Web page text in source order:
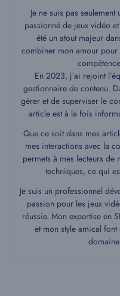
Je ne suis pas
passionné de jeux vidéo
été un atout majeur
combiner mon amour pour
En 2023, j’ai rejoint
gestionnaire de contenu.
gérer et de superviser le
article est à la fois
Que ce soit dans mes
mes interactions avec la
permets à mes lecteurs
techniques, ce qui
Je suis un professionnel
passion pour les jeux
réussie. Mon expertise en
et mon style amical